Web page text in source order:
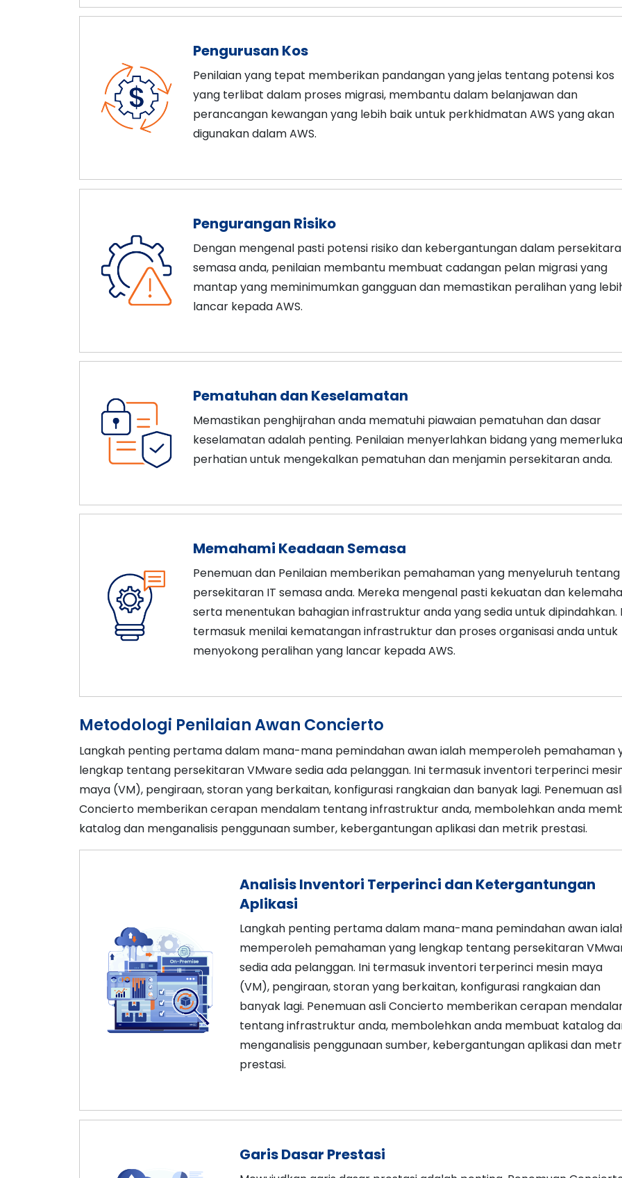
Pengurusan Kos
Penilaian yang tepat memberikan pandangan yang jelas tentang potensi kos
yang terlibat dalam proses migrasi, membantu dalam belanjawan dan
perancangan kewangan yang lebih baik untuk perkhidmatan AWS yang akan
digunakan dalam AWS.
Pengurangan Risiko
Dengan mengenal pasti potensi risiko dan kebergantungan dalam
semasa anda, penilaian membantu membuat cadangan pelan migrasi yang
mantap yang meminimumkan gangguan dan memastikan peralihan yang
lancar kepada AWS.
Pematuhan dan Keselamatan
Memastikan penghijrahan anda mematuhi piawaian pematuhan dan dasar
keselamatan adalah penting. Penilaian menyerlahkan bidang yang
perhatian untuk mengekalkan pematuhan dan menjamin persekitaran anda.
Memahami Keadaan Semasa
Penemuan dan Penilaian memberikan pemahaman yang menyeluruh tentang
persekitaran IT semasa anda. Mereka mengenal pasti kekuatan dan
serta menentukan bahagian infrastruktur anda yang sedia untuk dipindahkan.
termasuk menilai kematangan infrastruktur dan proses organisasi anda untuk
menyokong peralihan yang lancar kepada AWS.
Metodologi Penilaian Awan Concierto
Langkah penting pertama dalam mana-mana pemindahan awan ialah memperoleh pemahaman
lengkap tentang persekitaran VMware sedia ada pelanggan. Ini termasuk inventori terperinci
maya (VM), pengiraan, storan yang berkaitan, konfigurasi rangkaian dan banyak lagi. Penemuan
Concierto memberikan cerapan mendalam tentang infrastruktur anda, membolehkan anda
katalog dan menganalisis penggunaan sumber, kebergantungan aplikasi dan metrik prestasi.
Analisis Inventori Terperinci dan Ketergantungan
Aplikasi
Langkah penting pertama dalam mana-mana pemindahan awan
memperoleh pemahaman yang lengkap tentang persekitaran
sedia ada pelanggan. Ini termasuk inventori terperinci mesin maya
(VM), pengiraan, storan yang berkaitan, konfigurasi rangkaian dan
banyak lagi. Penemuan asli Concierto memberikan cerapan
tentang infrastruktur anda, membolehkan anda membuat katalog
menganalisis penggunaan sumber, kebergantungan aplikasi dan
prestasi.
Garis Dasar Prestasi